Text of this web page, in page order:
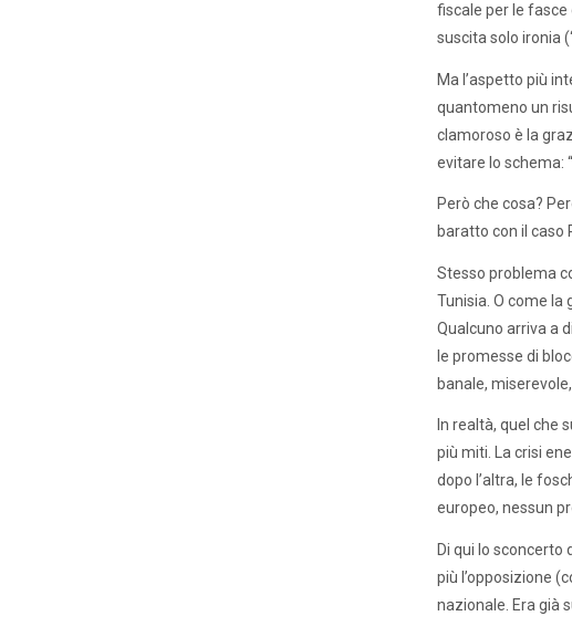
fiscale per le fasce
suscita solo ironia
Ma l’aspetto più
quantomeno un
clamoroso è la
evitare lo schema:
Però che cosa?
baratto con il caso
Stesso problema
Tunisia. O come la
Qualcuno arriva a
le promesse di
banale,
In realtà, quel che
più miti. La crisi
dopo l’altra, le
europeo, nessun
Di qui lo sconcerto
più l’opposizione
nazionale. Era già